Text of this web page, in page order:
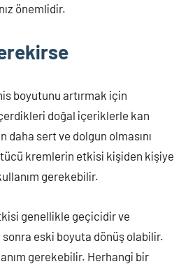
önemlidir.
boyutunu artırmak için
doğal içeriklerle kan
daha sert ve dolgun olmasını
kremlerin etkisi kişiden kişiye
gerekebilir.
genellikle geçicidir ve
sonra eski boyuta dönüş olabilir.
gerekebilir. Herhangi bir